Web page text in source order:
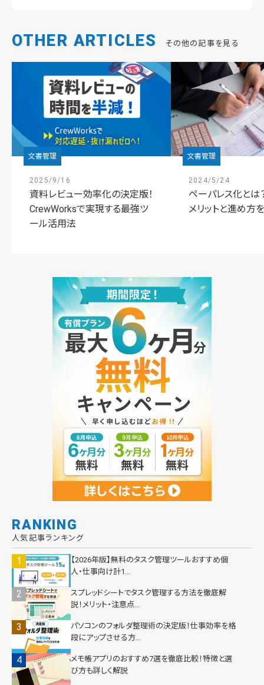
OTHER ARTICLES その他の記事を見る
文書管理
2025/9/16
資料レビュー効率化の決定版！
CrewWorksで実現する最強ツ
ール活用法
文書管理
2024/5/24
ペーパレス化とは
メリットと進め方
RANKING
人気記事ランキング
【2026年版】無料のタスク管理ツールおすすめ個
人・仕事向け計1…
スプレッドシートでタスク管理する方法を徹底解
説！メリット・注意点…
パソコンのフォルダ整理術の決定版！仕事効率を格
段にアップさせる方…
メモ帳アプリのおすすめ7選を徹底比較！特徴と選
び方も詳しく解説